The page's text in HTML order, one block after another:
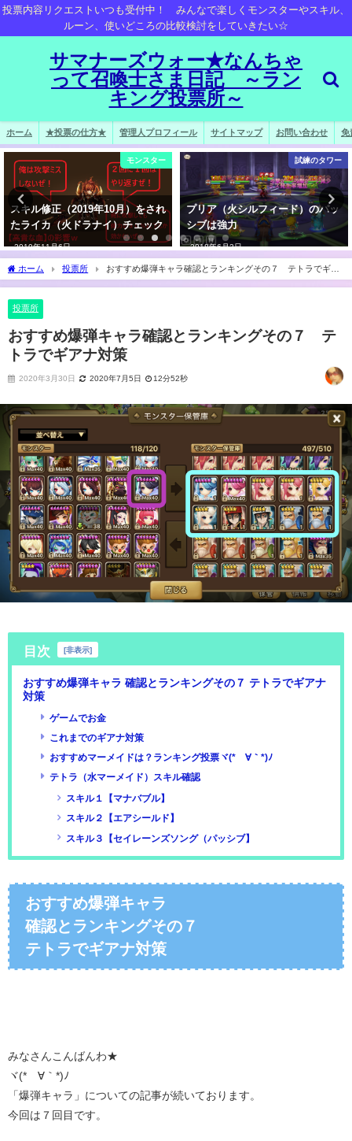
投票内容リクエストいつも受付中！ みんなで楽しくモンスターやスキル、
ルーン、使いどころの比較検討をしていきたい☆
サマナーズウォー★なんちゃ
って召喚士さま日記 ～ラン
キング投票所～
ホーム ★投票の仕方★ 管理人プロフィール サイトマップ お問い合わせ 免
モンスター
スキル修正（2019年10月）をされ
たライカ（火ドラナイ）チェック
2019年11月6日
試練のタワー
プリア（火シルフィード）のパッ
シブは強力
2018年6月2日
ホーム 投票所
おすすめ爆弾キャラ確認とランキングその７ テトラでギア
ナ対策
投票所
おすすめ爆弾キャラ確認とランキングその７ テ
トラでギアナ対策
2020年3月30日 2020年7月5日 12分52秒
目次 [非表示]
おすすめ爆弾キャラ 確認とランキングその７ テトラでギアナ
対策
ゲームでお金
これまでのギアナ対策
おすすめマーメイドは？ランキング投票ヾ(*´∀｀*)ﾉ
テトラ（水マーメイド）スキル確認
スキル１【マナバブル】
スキル２【エアシールド】
スキル３【セイレーンズソング（パッシブ】
おすすめ爆弾キャラ
確認とランキングその７
テトラでギアナ対策
みなさんこんばんわ★
ヾ(*´∀｀*)ﾉ
「爆弾キャラ」についての記事が続いております。
今回は７回目です。